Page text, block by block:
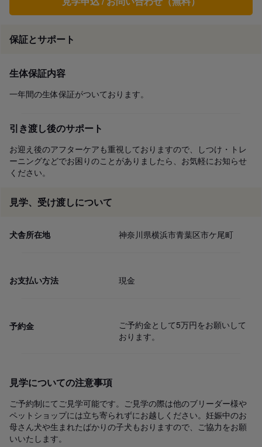
保証とサポート
生体保証内容
一年間の生体保証がついております。
引き渡し後のサポート
お迎え後のアフターケアも重視しておりますので、しつけ・トレ
ーニングなどでお困りのことがありましたら、お気軽にお知らせ
ください。
見学、受け渡しについて
犬舎所在地 神奈川県横浜市青葉区市ケ尾町
お支払い方法 現金
予約金
ご予約金として5万円をお願いして
おります。
見学についての注意事項
ご予約制にてご見学可能です。ご見学の際は他のブリーダー様や
ペットショップには立ち寄られずにお越しください。妊娠中のお
母さん犬や生まれたばかりの子犬もおりますので、ご協力をお願
いいたします。